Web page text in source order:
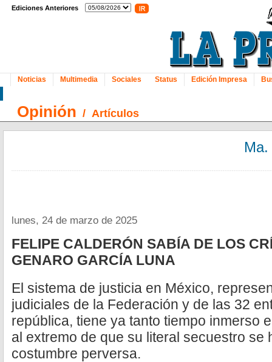
Ediciones Anteriores
Noticias Multimedia Sociales Status Edición Impresa
Opinión / Artículos
lunes, 24 de marzo de 2025
FELIPE CALDERÓN SABÍA DE LOS
GENARO GARCÍA LUNA
El sistema de justicia en México,
judiciales de la Federación y de las 32
república, tiene ya tanto tiempo inmerso
al extremo de que su literal secuestro se
costumbre perversa.